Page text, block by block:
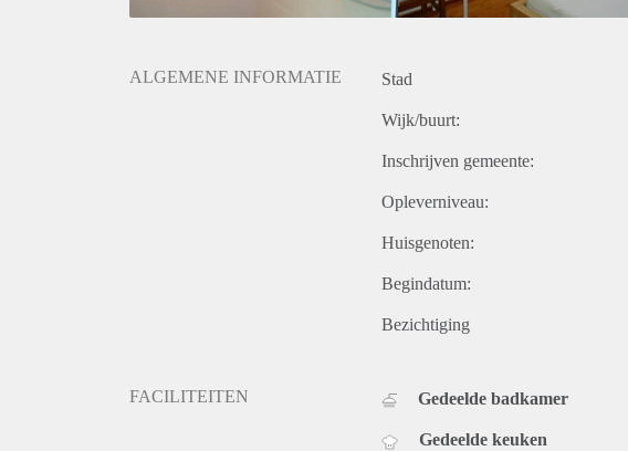
ALGEMENE INFORMATIE Stad
Wijk/buurt:
Inschrijven gemeente:
Opleverniveau:
Huisgenoten:
Begindatum:
Bezichtiging
FACILITEITEN Gedeelde badkamer
Gedeelde keuken